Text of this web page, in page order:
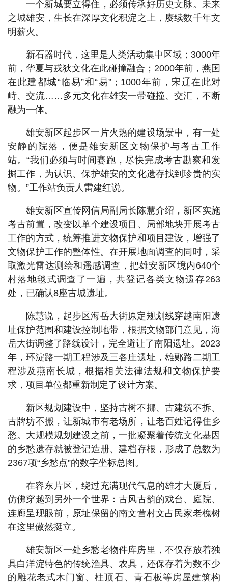
一个新城要立得住，必须传承好历史文脉。未来
之城雄安，生长在深厚文化积淀之上，赓续数千年文
明薪火。
新石器时代，这里是人类活动集中区域；3000年
前，华夏与戎狄文化在此碰撞融合；2000年前，燕国
在此建都城“临易”和“易”；1000年前，宋辽在此对
峙、交流……多元文化在雄安一带碰撞、交汇，不断
融为一体。
雄安新区起步区一片火热的建设场景中，有一处
安静的院落，便是雄安新区文物保护与考古工作
站。“我们必须与时间赛跑，尽快完成考古勘察和发
掘工作，为认识、保护雄安的文化遗存找到珍贵的实
物。”工作站负责人雷建红说。
雄安新区宣传网信局副局长陈慧介绍，新区实施
考古前置，改变以单个建设项目、局部地块开展考古
工作的方式，统筹推进文物保护和项目建设，增强了
文物保护工作的整体性。在开展地面调查的同时，采
取激光雷达测绘和遥感调查，把雄安新区境内640个
村落地毯式调查了一遍，共登记各类文物遗存263
处，已确认8座古城遗址。
陈慧说，起步区海岳大街原定规划线穿越南阳遗
址保护范围和建设控制地带，根据文物部门意见，海
岳大街调整了路线设计，完全避让了南阳遗址。2023
年，环淀路一期工程涉及三各庄遗址，雄鄚路二期工
程涉及燕南长城，根据相关法律法规和文物保护要
求，项目单位都重新制定了设计方案。
新区规划建设中，坚持古树不挪、古建筑不拆、
古牌坊不搬，让新城市有老场所，让老百姓记得住乡
愁。大规模规划建设之前，一批凝聚着传统文化基因
的乡愁遗存就被登记造册、建档存根，形成了总数为
2367项“乡愁点”的数字坐标总图。
在容东片区，绕过充满现代气息的雄才大厦后，
仿佛穿越到另外一个世界：古风古韵的戏台、庭院、
连廊呈现眼前，原址保留的南文营村文占民家老槐树
在这里傲然挺立。
雄安新区一处乡愁老物件库房里，不仅存放着独
具白洋淀特色的传统渔具、农具，还保存着为数不少
的雕花老式木门窗、柱顶石、青石板等房屋建筑构